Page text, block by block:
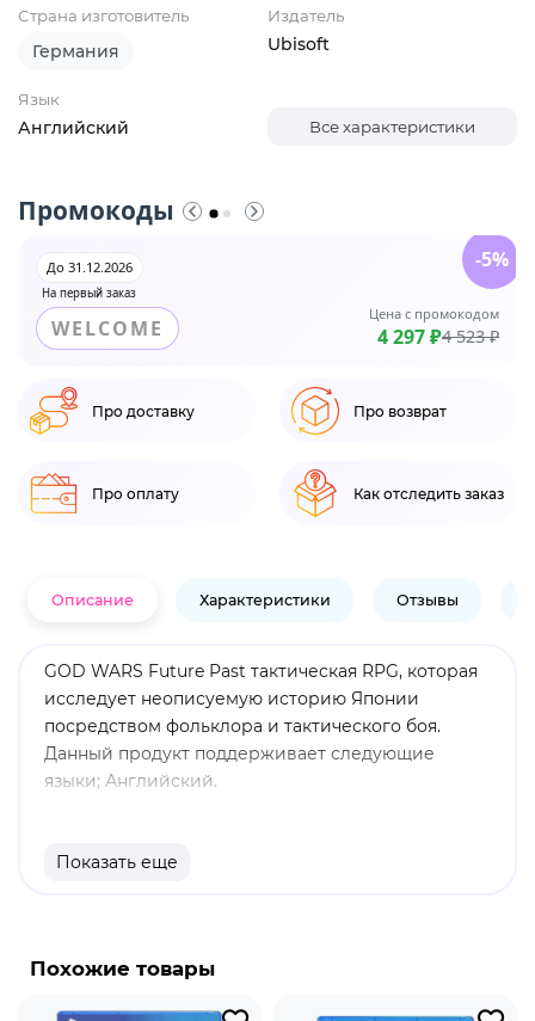
Страна изготовитель
Германия
Издатель
Ubisoft
Язык
Английский Все характеристики
Промокоды
На первый заказ
До 31.12.2026
WELCOME
Цена с промокодом
4 297 ₽4 523 ₽
-5%
Про доставку Про возврат
Про оплату Как отследить заказ
Описание Характеристики Отзывы
GOD WARS Future Past тактическая RPG, которая
исследует неописуемую историю Японии
посредством фольклора и тактического боя.
Данный продукт поддерживает следующие
языки; Английский.
Показать еще
Похожие товары